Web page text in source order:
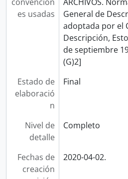
es usadas
General de
adoptada por el
Descripción,
de septiembre
(G)2]
Estado de
elaboració
n
Final
Nivel de
detalle
Completo
Fechas de
creación
2020-04-02.